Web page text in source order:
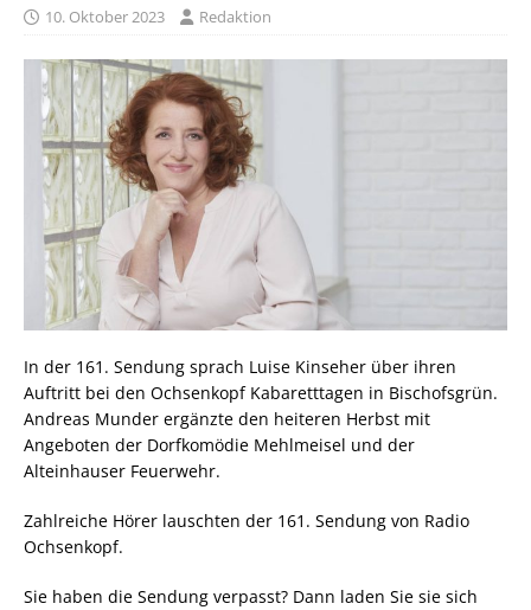
10. Oktober 2023 Redaktion
In der 161. Sendung sprach Luise Kinseher über ihren
Auftritt bei den Ochsenkopf Kabaretttagen in Bischofsgrün.
Andreas Munder ergänzte den heiteren Herbst mit
Angeboten der Dorfkomödie Mehlmeisel und der
Alteinhauser Feuerwehr.
Zahlreiche Hörer lauschten der 161. Sendung von Radio
Ochsenkopf.
Sie haben die Sendung verpasst? Dann laden Sie sie sich